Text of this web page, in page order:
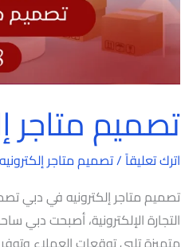
تصميم متاجر
اترك تعليقاً/تصميم متاجر
تصميم متاجر إلكترونيه في دبي
التجارة الإلكترونية، أصبحت دبي